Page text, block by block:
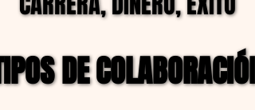
DE COLABORACIÓN
DE COLABORACIÓN